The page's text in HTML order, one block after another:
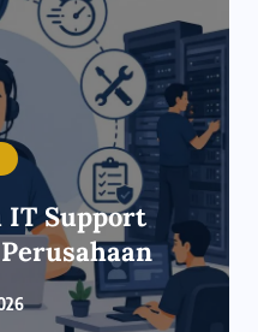
IT Support